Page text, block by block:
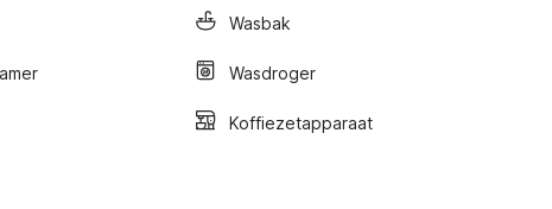
Wasbak
Wasdroger
Koffiezetapparaat